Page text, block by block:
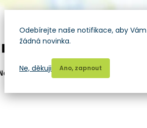
Odebírejte naše notifikace, aby
žádná novinka.
Ano, zapnout
Ne, děkuji